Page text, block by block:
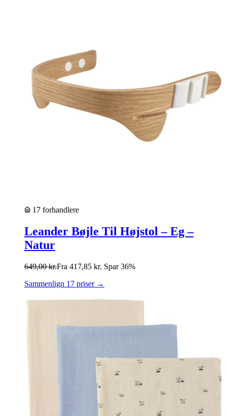
17 forhandlere
Leander Bøjle Til Højstol – Eg –
Natur
649,00kr.Fra 417,85 kr. Spar 36%
Sammenlign 17 priser →